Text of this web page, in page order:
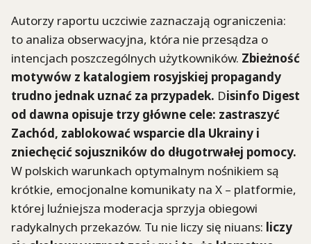
Autorzy raportu uczciwie zaznaczają ograniczenia:
to analiza obserwacyjna, która nie przesądza o
intencjach poszczególnych użytkowników. Zbieżność
motywów z katalogiem rosyjskiej propagandy
trudno jednak uznać za przypadek. Disinfo Digest
od dawna opisuje trzy główne cele: zastraszyć
Zachód, zablokować wsparcie dla Ukrainy i
zniechęcić sojuszników do długotrwałej pomocy.
W polskich warunkach optymalnym nośnikiem są
krótkie, emocjonalne komunikaty na X – platformie,
której luźniejsza moderacja sprzyja obiegowi
radykalnych przekazów. Tu nie liczy się niuans: liczy